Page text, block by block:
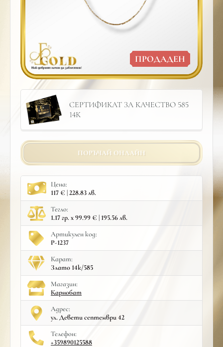
ПРОДАДЕН
СЕРТИФИКАТ ЗА КАЧЕСТВО 585
14К
ПОРЪЧАЙ ОНЛАЙН
Цена:
117 € | 228.83 лв.
Тегло:
1.17 гр. x 99.99 € | 195.56 лв.
Артикулен код:
Р-1237
Карат:
Злато 14к/585
Mагазин:
Карнобат
Адрес:
ул. Девети септември 42
Телефон:
+359890125588